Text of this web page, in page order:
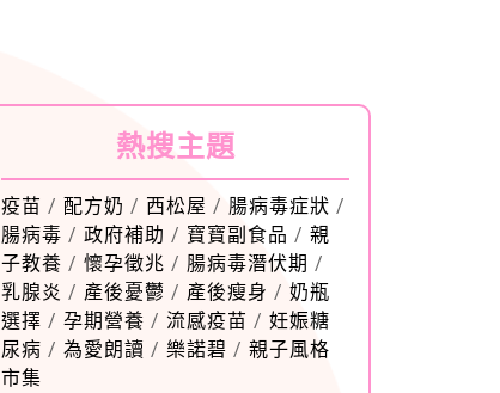
熱搜主題
疫苗 / 配方奶 / 西松屋 / 腸病毒症狀 /
腸病毒 / 政府補助 / 寶寶副食品 / 親
子教養 / 懷孕徵兆 / 腸病毒潛伏期 /
乳腺炎 / 產後憂鬱 / 產後瘦身 / 奶瓶
選擇 / 孕期營養 / 流感疫苗 / 妊娠糖
尿病 / 為愛朗讀 / 樂諾碧 / 親子風格
市集